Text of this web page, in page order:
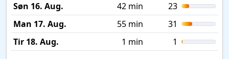
Søn 16. Aug.
42 min
23
Man 17. Aug.
55 min
31
Tir 18. Aug.
1 min 1